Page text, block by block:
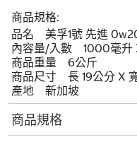
商品規格:
品名 美孚1號 先進
內容量/入數 1000毫升
商品重量 6公斤
商品尺寸 長 19公分 X
產地 新加坡
商品規格